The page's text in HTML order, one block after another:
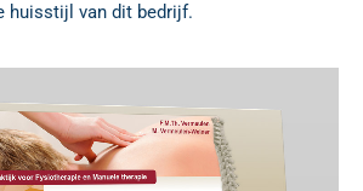
huisstijl van dit bedrijf.